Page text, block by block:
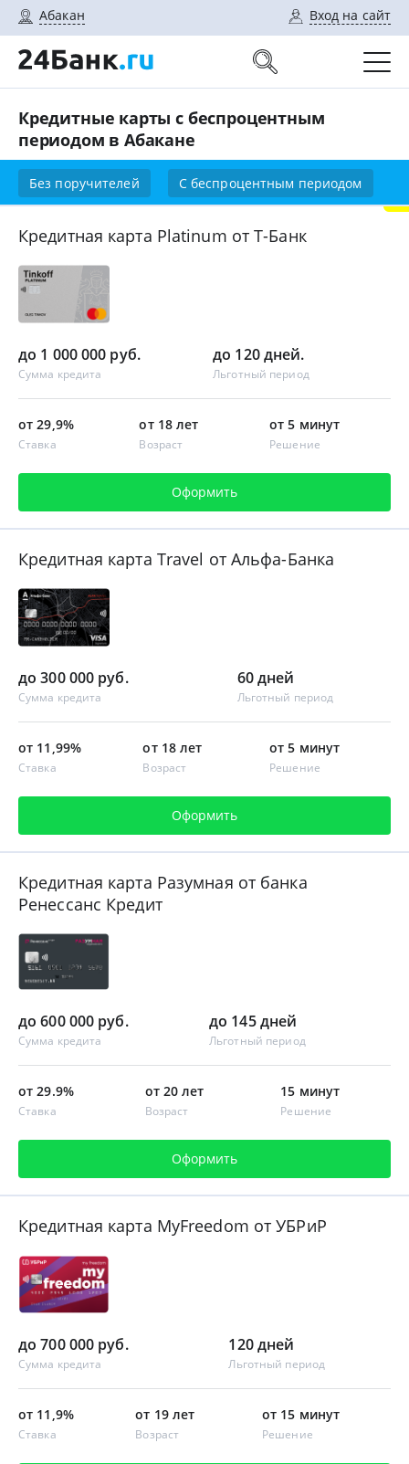
Абакан Вход на сайт
Кредитные карты с беспроцентным
периодом в Абакане
Без поручителей С беспроцентным периодом
Кредитная карта Platinum от Т-Банк
до 1 000 000 руб.
Сумма кредита
до 120 дней.
Льготный период
от 29,9%
Ставка
от 18 лет
Возраст
от 5 минут
Решение
Оформить
Кредитная карта Travel от Альфа-Банка
до 300 000 руб.
Сумма кредита
60 дней
Льготный период
от 11,99%
Ставка
от 18 лет
Возраст
от 5 минут
Решение
Оформить
Кредитная карта Разумная от банка
Ренессанс Кредит
до 600 000 руб.
Сумма кредита
до 145 дней
Льготный период
от 29.9%
Ставка
от 20 лет
Возраст
15 минут
Решение
Оформить
Кредитная карта MyFreedom от УБРиР
до 700 000 руб.
Сумма кредита
120 дней
Льготный период
от 11,9%
Ставка
от 19 лет
Возраст
от 15 минут
Решение